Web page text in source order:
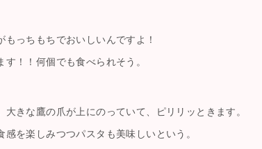
っちもちでおいしいんですよ！
！！何個でも食べられそう。
きな鷹の爪が上にのっていて、ピリリッときます。
を楽しみつつパスタも美味しいという。